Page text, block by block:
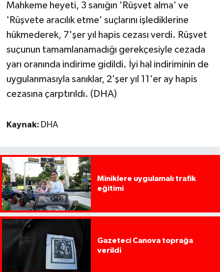
Mahkeme heyeti, 3 sanığın 'Rüşvet alma' ve
'Rüşvete aracılık etme' suçlarını işlediklerine
hükmederek, 7'şer yıl hapis cezası verdi. Rüşvet
suçunun tamamlanamadığı gerekçesiyle cezada
yarı oranında indirime gidildi. İyi hal indiriminin de
uygulanmasıyla sanıklar, 2'şer yıl 11'er ay hapis
cezasına çarptırıldı. (DHA)
Kaynak: DHA
Miniklere uygulamalı trafik
eğitimi
Gazeteci Canova toprağa
verildi